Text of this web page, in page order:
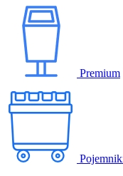
Premium